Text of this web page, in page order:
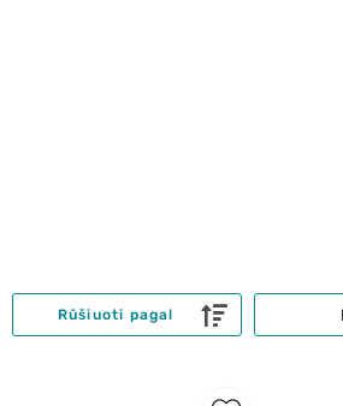
Rūšiuoti pagal